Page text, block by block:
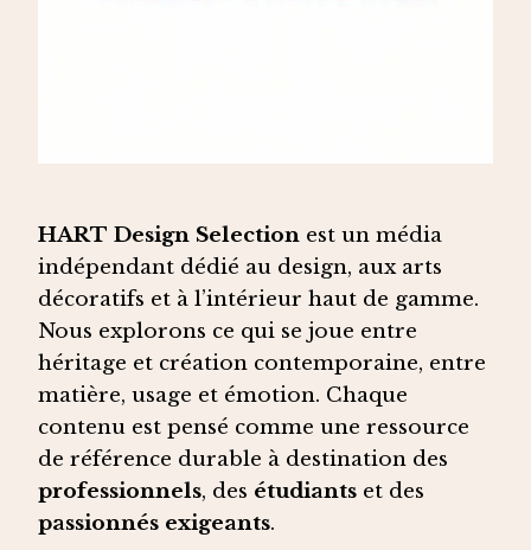
HART Design Selection est un média
indépendant dédié au design, aux arts
décoratifs et à l’intérieur haut de gamme.
Nous explorons ce qui se joue entre
héritage et création contemporaine, entre
matière, usage et émotion. Chaque
contenu est pensé comme une ressource
de référence durable à destination des
professionnels, des étudiants et des
passionnés exigeants.